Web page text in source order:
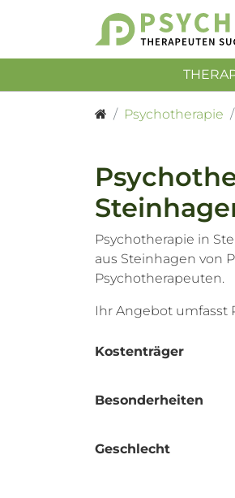
Psychotherapie
Psychotherapie in
aus Steinhagen von
Psychotherapeuten.
Ihr Angebot umfasst
Kostenträger
Besonderheiten
Geschlecht